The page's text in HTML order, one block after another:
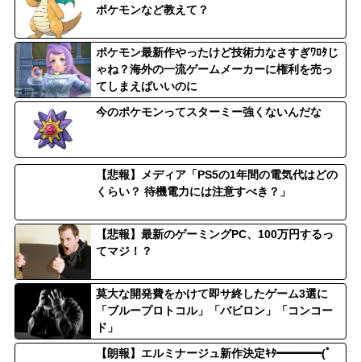
ポケモンなど教えて？
ポケモン最新作やったけど技術力なさすぎﾜﾛﾀじ
ゃね？海外の一流ゲームメーカーに権利を売っ
てしまえばいいのに
今のポケモンってスターミー強くないんだな
【悲報】メディア「PS5の1年間の電気代はどの
くらい？ 待機電力には注意すべき？」
【悲報】最新のゲーミングPC、100万円するっ
てマジ！？
莫大な開発費をかけて即サ終したゲーム3選に
「ブループロトコル」「バビロン」「コンコー
ド」
【朗報】エルミナージュ新作決定ｷﾀ━━━━(ﾟ